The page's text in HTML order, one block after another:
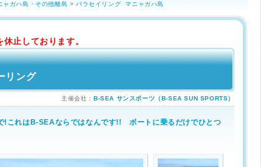
ャガハ島・その他離島 >パラセイリング マニャガハ島
止しております。
リング
主催会社： B-SEA サンスポーツ（B-SEA SUN SPORTS）
!これはB-SEAならではなんです!! ボートに乗るだけでひとつ